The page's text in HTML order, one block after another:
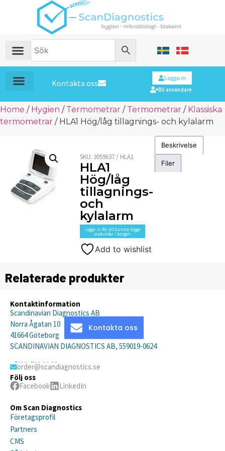
Kontakta oss
Logga in
Bli användare
Home / Hygien / Termometrar / Termometrar / Klassiska
termometrar / HLA1 Hög/låg tillagnings- och kylalarm
SKU: 3059637 / HLA1
HLA1
Hög/låg
tillagnings-
och
kylalarm
Logga in för att kunna lägga
produkter i korgen.
Add to wishlist
Beskrivelse
Filer
Relaterade produkter
Kontaktinformation
Scandinavian Diagnostics AB
Norra Ågatan 10
41664 Göteborg
SCANDINAVIAN DIAGNOSTICS AB, 559019-0624
031-792 20 20
order@scandiagnostics.se
Följ oss
Facebook
LinkedIn
Om Scan Diagnostics
Företagsprofil
Partners
CMS
Kontakta oss